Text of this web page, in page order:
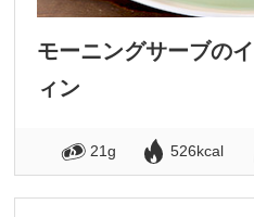
モーニングサーブの
ィン
21g 526kcal